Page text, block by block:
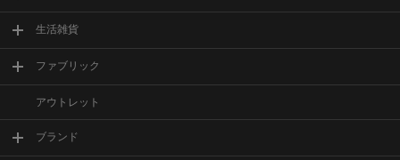
生活雑貨
ファブリック
アウトレット
ブランド